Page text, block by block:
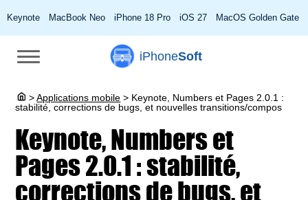
Keynote MacBook Neo iPhone 18 Pro iOS 27 MacOS Golden Gate
iPhoneSoft
> Applications mobile > Keynote, Numbers et Pages 2.0.1 :
stabilité, corrections de bugs, et nouvelles transitions/compos
Keynote, Numbers et
Pages 2.0.1 : stabilité,
corrections de bugs, et